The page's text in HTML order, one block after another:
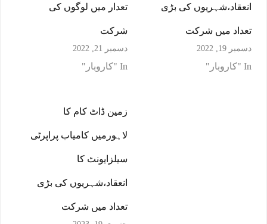
تعدار میں لوگوں کی
شرکت
دسمبر 21, 2022
In "کاروبار"
انعقاد،شہریوں کی بڑی
تعداد میں شرکت
دسمبر 19, 2022
In "کاروبار"
زمین ڈاٹ کام کا
لاہورمیں کامیاب پراپرٹی
سیلزایونٹ کا
انعقاد،شہریوں کی بڑی
تعداد میں شرکت